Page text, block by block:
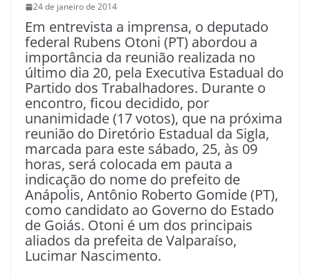
24 de janeiro de 2014
Em entrevista a imprensa, o deputado
federal Rubens Otoni (PT) abordou a
importância da reunião realizada no
último dia 20, pela Executiva Estadual do
Partido dos Trabalhadores. Durante o
encontro, ficou decidido, por
unanimidade (17 votos), que na próxima
reunião do Diretório Estadual da Sigla,
marcada para este sábado, 25, às 09
horas, será colocada em pauta a
indicação do nome do prefeito de
Anápolis, Antônio Roberto Gomide (PT),
como candidato ao Governo do Estado
de Goiás. Otoni é um dos principais
aliados da prefeita de Valparaíso,
Lucimar Nascimento.